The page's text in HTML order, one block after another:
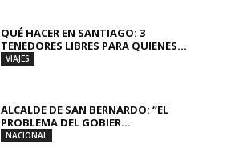
QUÉ HACER EN SANTIAGO: 3
TENEDORES LIBRES PARA QUIENES...
VIAJES
ALCALDE DE SAN BERNARDO: “EL
PROBLEMA DEL GOBIER...
NACIONAL